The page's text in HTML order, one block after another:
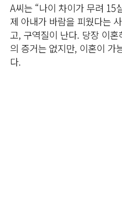
A씨는 “나이 차이가 무려 15
제 아내가 바람을 피웠다는
고, 구역질이 난다. 당장 이
의 증거는 없지만, 이혼이 가
다.